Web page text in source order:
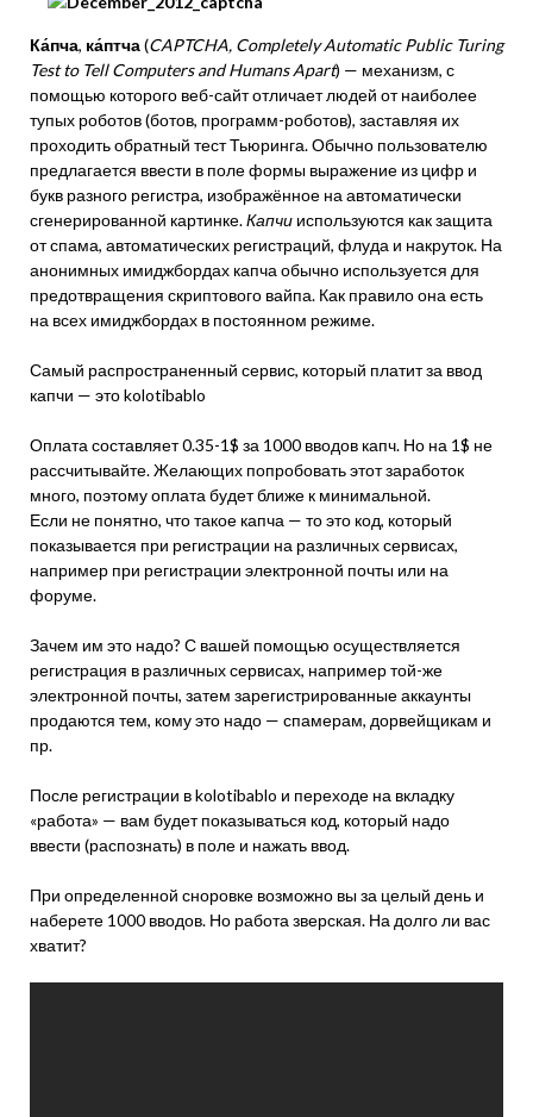
Ка́пча, ка́птча(CAPTCHA, Completely Automatic Public Turing
Test to Tell Computers and Humans Apart) — механизм, с
помощью которого веб-сайт отличает людей от наиболее
тупых роботов (ботов, программ-роботов), заставляя их
проходить обратный тест Тьюринга. Обычно пользователю
предлагается ввести в поле формы выражение из цифр и
букв разного регистра, изображённое на автоматически
сгенерированной картинке.Капчи используются как защита
от спама, автоматических регистраций, флуда и накруток. На
анонимных имиджбордах капча обычно используется для
предотвращения скриптового вайпа. Как правило она есть
на всех имиджбордах в постоянном режиме.
Самый распространенный сервис, который платит за ввод
капчи — это kolotibablo
Оплата составляет 0.35-1$ за 1000 вводов капч. Но на 1$ не
рассчитывайте. Желающих попробовать этот заработок
много, поэтому оплата будет ближе к минимальной.
Если не понятно, что такое капча — то это код, который
показывается при регистрации на различных сервисах,
например при регистрации электронной почты или на
форуме.
Зачем им это надо? С вашей помощью осуществляется
регистрация в различных сервисах, например той-же
электронной почты, затем зарегистрированные аккаунты
продаются тем, кому это надо — спамерам, дорвейщикам и
пр.
После регистрации в kolotibablo и переходе на вкладку
«работа» — вам будет показываться код, который надо
ввести (распознать) в поле и нажать ввод.
При определенной сноровке возможно вы за целый день и
наберете 1000 вводов. Но работа зверская. На долго ли вас
хватит?